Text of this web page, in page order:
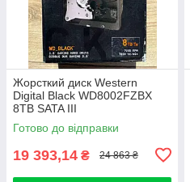
Жорсткий диск Western
Digital Black WD8002FZBX
8TB SATA III
Готово до відправки
19 393,14 ₴ 24 863 ₴